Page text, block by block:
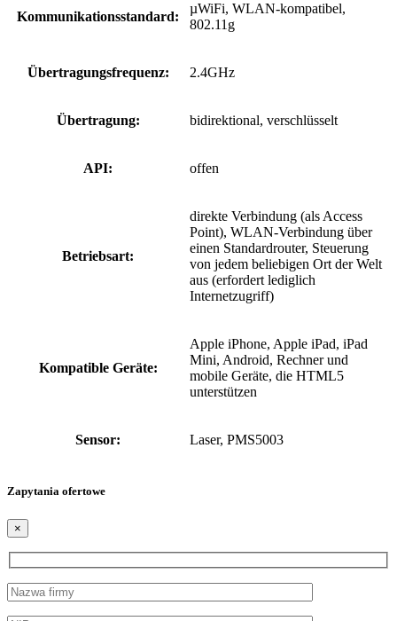
Kommunikationsstandard:
µWiFi, WLAN-kompatibel,
802.11g
Übertragungsfrequenz: 2.4GHz
Übertragung: bidirektional, verschlüsselt
API: offen
Betriebsart:
direkte Verbindung (als Access
Point), WLAN-Verbindung über
einen Standardrouter, Steuerung
von jedem beliebigen Ort der Welt
aus (erfordert lediglich
Internetzugriff)
Kompatible Geräte:
Apple iPhone, Apple iPad, iPad
Mini, Android, Rechner und
mobile Geräte, die HTML5
unterstützen
Sensor: Laser, PMS5003
Zapytania ofertowe
×